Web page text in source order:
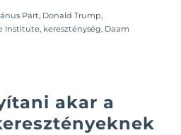
Párt, Donald Trump,
Institute, kereszténység, Daam
akar a